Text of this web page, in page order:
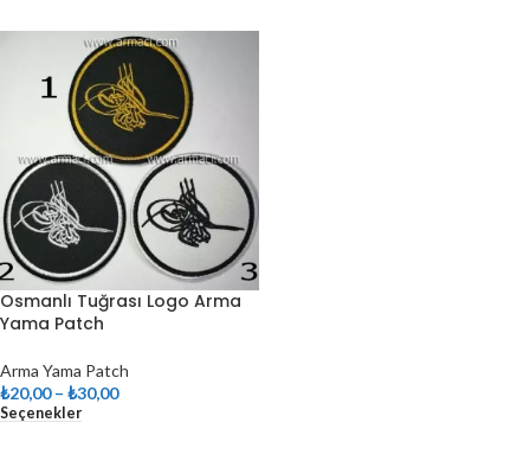
Osmanlı Tuğrası Logo Arma
Yama Patch
Arma Yama Patch
₺20,00 – ₺30,00
Seçenekler